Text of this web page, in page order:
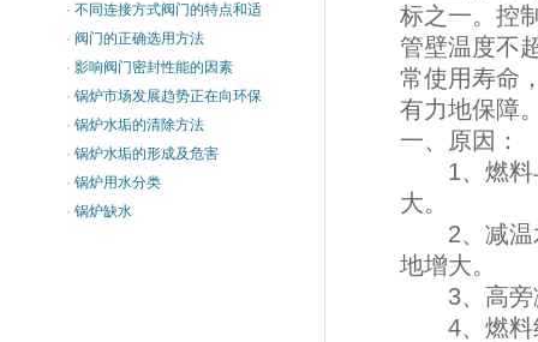
·不同连接方式阀门的特点和适
·阀门的正确选用方法
·影响阀门密封性能的因素
·锅炉市场发展趋势正在向环保
·锅炉水垢的清除方法
·锅炉水垢的形成及危害
·锅炉用水分类
·锅炉缺水
标之一。控
管壁温度不
常使用寿命
有力地保障
一、原因：
1、燃料与
大。
2、减温水
地增大。
3、高旁
4、燃料